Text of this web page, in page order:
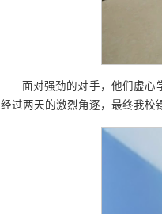
面对强劲的对手，他们虚心
经过两天的激烈角逐，最终我校